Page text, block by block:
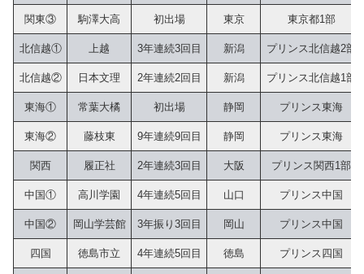
関東③ 駒澤大高 初出場 東京 東京都1部
北信越① 上越 3年連続3回目 新潟 プリンス北信越2部
北信越② 日本文理 2年連続2回目 新潟 プリンス北信越1部
東海① 常葉大橘 初出場 静岡 プリンス東海
東海② 藤枝東 9年連続9回目 静岡 プリンス東海
関西 履正社 2年連続3回目 大阪 プリンス関西1部
中国① 高川学園 4年連続5回目 山口 プリンス中国
中国② 岡山学芸館 3年振り3回目 岡山 プリンス中国
四国 徳島市立 4年連続5回目 徳島 プリンス四国